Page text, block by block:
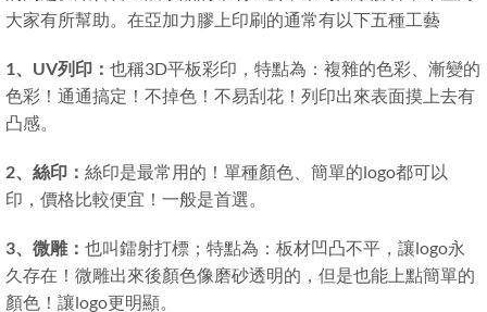
大家有所幫助。在亞加力膠上印刷的通常有以下五種工藝
1、UV列印： 也稱3D平板彩印，特點為：複雜的色彩、漸變的
色彩！通通搞定！不掉色！不易刮花！列印出來表面摸上去有
凸感。
2、絲印： 絲印是最常用的！單種顏色、簡單的logo都可以
印，價格比較便宜！一般是首選。
3、微雕： 也叫鐳射打標；特點為：板材凹凸不平，讓logo永
久存在！微雕出來後顏色像磨砂透明的，但是也能上點簡單的
顏色！讓logo更明顯。